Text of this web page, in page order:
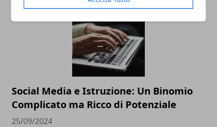
Social Media e Istruzione: Un Binomio
Complicato ma Ricco di Potenziale
25/09/2024